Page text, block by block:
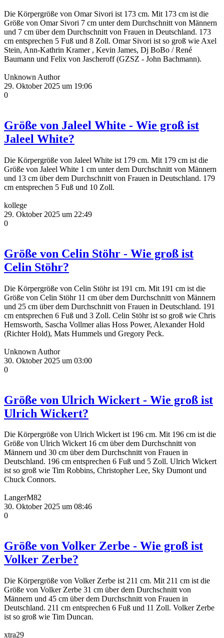
Die Körpergröße von Omar Sivori ist 173 cm. Mit 173 cm ist die
Größe von Omar Sivori 7 cm unter dem Durchschnitt von Männern
und 7 cm über dem Durchschnitt von Frauen in Deutschland. 173
cm entsprechen 5 Fuß und 8 Zoll. Omar Sivori ist so groß wie Axel
Stein, Ann-Kathrin Kramer , Kevin James, Dj BoBo / René
Baumann und Felix von Jascheroff (GZSZ - John Bachmann).
Unknown Author
29. Oktober 2025 um 19:06
0
Größe von Jaleel White - Wie groß ist
Jaleel White?
Die Körpergröße von Jaleel White ist 179 cm. Mit 179 cm ist die
Größe von Jaleel White 1 cm unter dem Durchschnitt von Männern
und 13 cm über dem Durchschnitt von Frauen in Deutschland. 179
cm entsprechen 5 Fuß und 10 Zoll.
kollege
29. Oktober 2025 um 22:49
0
Größe von Celin Stöhr - Wie groß ist
Celin Stöhr?
Die Körpergröße von Celin Stöhr ist 191 cm. Mit 191 cm ist die
Größe von Celin Stöhr 11 cm über dem Durchschnitt von Männern
und 25 cm über dem Durchschnitt von Frauen in Deutschland. 191
cm entsprechen 6 Fuß und 3 Zoll. Celin Stöhr ist so groß wie Chris
Hemsworth, Sascha Vollmer alias Hoss Power, Alexander Hold
(Richter Hold), Mats Hummels und Gregory Peck.
Unknown Author
30. Oktober 2025 um 03:00
0
Größe von Ulrich Wickert - Wie groß ist
Ulrich Wickert?
Die Körpergröße von Ulrich Wickert ist 196 cm. Mit 196 cm ist die
Größe von Ulrich Wickert 16 cm über dem Durchschnitt von
Männern und 30 cm über dem Durchschnitt von Frauen in
Deutschland. 196 cm entsprechen 6 Fuß und 5 Zoll. Ulrich Wickert
ist so groß wie Tim Robbins, Christopher Lee, Sky Dumont und
Chuck Connors.
LangerM82
30. Oktober 2025 um 08:46
0
Größe von Volker Zerbe - Wie groß ist
Volker Zerbe?
Die Körpergröße von Volker Zerbe ist 211 cm. Mit 211 cm ist die
Größe von Volker Zerbe 31 cm über dem Durchschnitt von
Männern und 45 cm über dem Durchschnitt von Frauen in
Deutschland. 211 cm entsprechen 6 Fuß und 11 Zoll. Volker Zerbe
ist so groß wie Tim Duncan.
xtra29